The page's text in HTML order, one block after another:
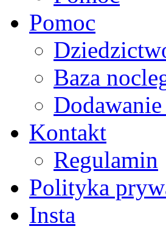
Pomoc
Baza
Kontakt
Regulamin
Polityka
Insta